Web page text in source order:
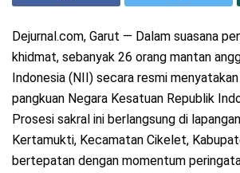
Dejurnal.com, Garut — Dalam suasana
khidmat, sebanyak 26 orang mantan
Indonesia (NII) secara resmi
pangkuan Negara Kesatuan Republik
Prosesi sakral ini berlangsung di
Kertamukti, Kecamatan Cikelet,
bertepatan dengan momentum